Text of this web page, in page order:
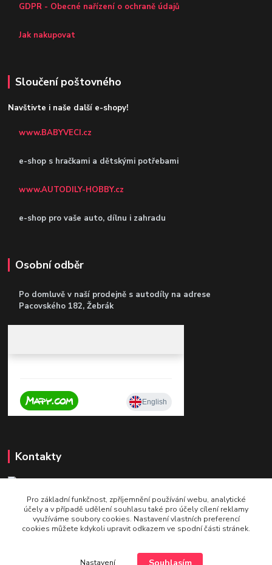
GDPR - Obecné nařízení o ochraně údajů
Jak nakupovat
Sloučení poštovného
Navštivte i naše další e-shopy!
www.BABYVECI.cz
e-shop s hračkami a dětskými potřebami
www.AUTODILY-HOBBY.cz
e-shop pro vaše auto, dílnu i zahradu
Osobní odběr
Po domluvě v naší prodejně s autodíly na adrese
Pacovského 182, Žebrák
Kontakty
+420 604 921 321
v pracovní době po - pá 9 - 16
Pro základní funkčnost, zpříjemnění používání webu, analytické
účely a v případě udělení souhlasu také pro účely cílení reklamy
využíváme soubory cookies. Nastavení vlastních preferencí
cookies můžete kdykoli upravit odkazem ve spodní části stránek.
Nastavení